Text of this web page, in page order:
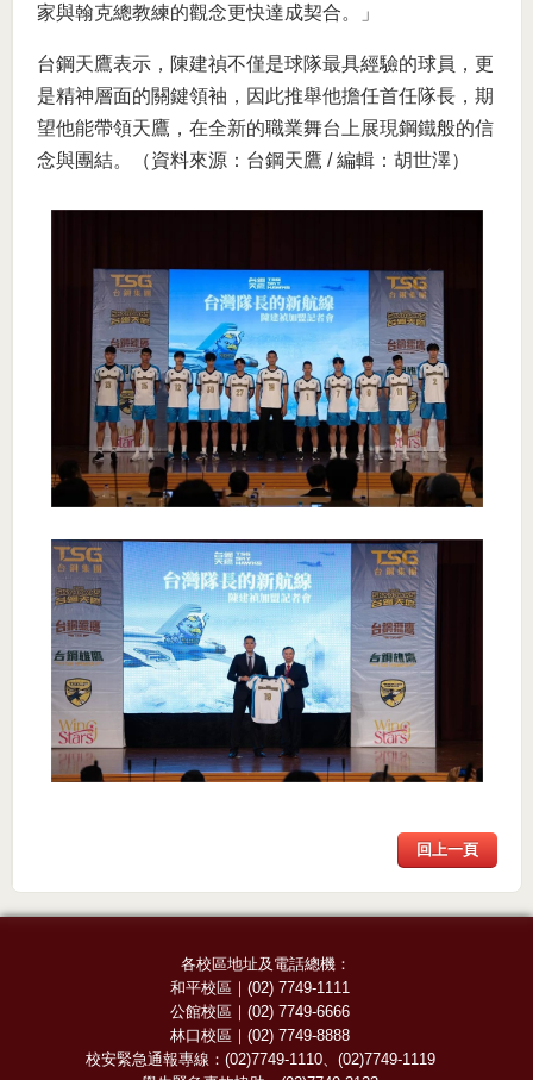
家與翰克總教練的觀念更快達成契合。」
台鋼天鷹表示，陳建禎不僅是球隊最具經驗的球員，更
是精神層面的關鍵領袖，因此推舉他擔任首任隊長，期
望他能帶領天鷹，在全新的職業舞台上展現鋼鐵般的信
念與團結。（資料來源：台鋼天鷹 / 編輯：胡世澤）
回上一頁
各校區地址及電話總機：
和平校區 ｜(02) 7749-1111
公館校區 ｜(02) 7749-6666
林口校區 ｜(02) 7749-8888
校安緊急通報專線： (02)7749-1110、 (02)7749-1119